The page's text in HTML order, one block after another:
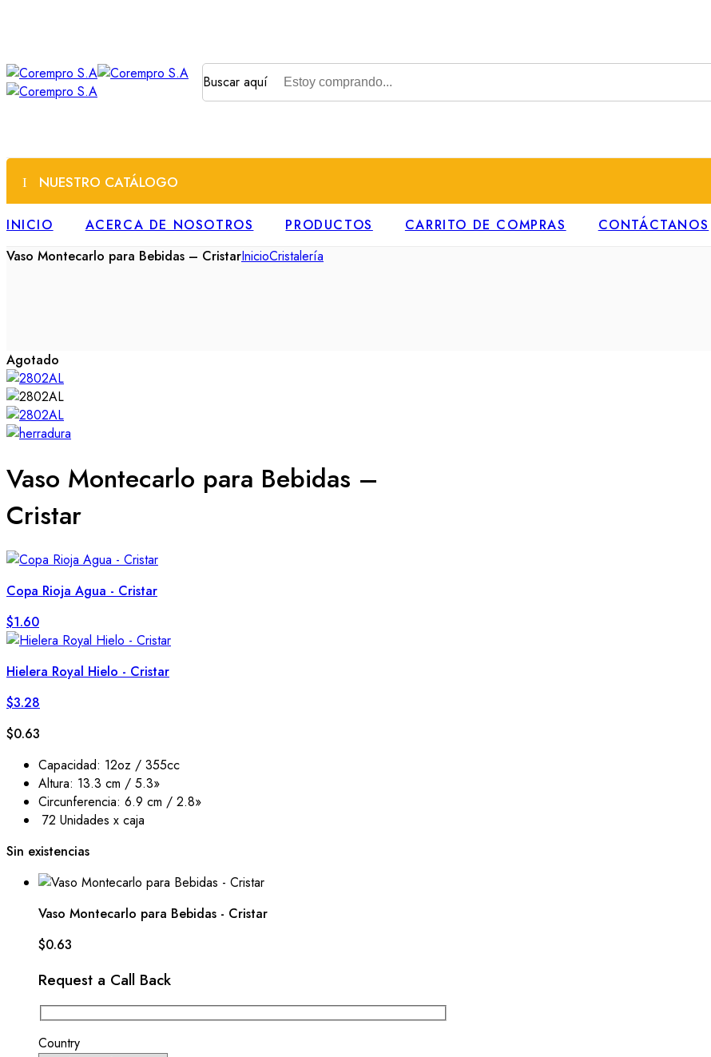
Buscar aquí
NUESTRO CATÁLOGO
INICIO ACERCA DE NOSOTROS PRODUCTOS CARRITO DE COMPRAS
CONTÁCTANOS
Vaso Montecarlo para Bebidas – CristarInicioCristalería
Agotado
Vaso Montecarlo para Bebidas –
Cristar
Copa Rioja Agua - Cristar
$1.60
Hielera Royal Hielo - Cristar
$3.28
$0.63
Capacidad: 12oz / 355cc
Altura: 13.3 cm / 5.3»
Circunferencia: 6.9 cm / 2.8»
72 Unidades x caja
Sin existencias
Vaso Montecarlo para Bebidas - Cristar
$0.63
Request a Call Back
Country